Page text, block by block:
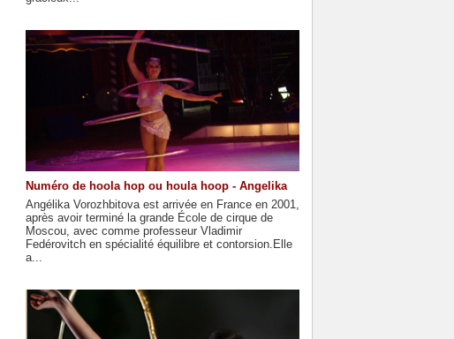
Numéro de hoola hop ou houla hoop - Angelika
Angélika Vorozhbitova est arrivée en France en 2001,
après avoir terminé la grande École de cirque de
Moscou, avec comme professeur Vladimir
Fedérovitch en spécialité équilibre et contorsion.Elle
a...